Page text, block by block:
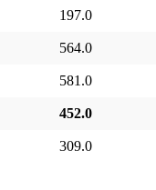
197.0
564.0
581.0
452.0
309.0